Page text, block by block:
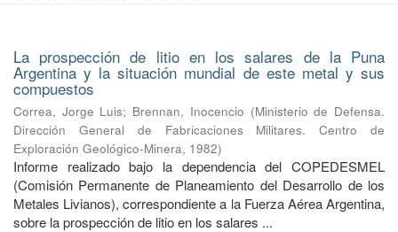
La prospección de litio en los salares de la Puna
Argentina y la situación mundial de este metal y sus
compuestos
Correa, Jorge Luis; Brennan, Inocencio (Ministerio de Defensa.
Dirección General de Fabricaciones Militares. Centro de
Exploración Geológico-Minera, 1982)
Informe realizado bajo la dependencia del COPEDESMEL
(Comisión Permanente de Planeamiento del Desarrollo de los
Metales Livianos), correspondiente a la Fuerza Aérea Argentina,
sobre la prospección de litio en los salares ...